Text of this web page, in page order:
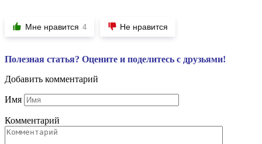
Мне нравится 4 Не нравится
Полезная статья? Оцените и поделитесь с друзьями!
Добавить комментарий
Имя
Комментарий